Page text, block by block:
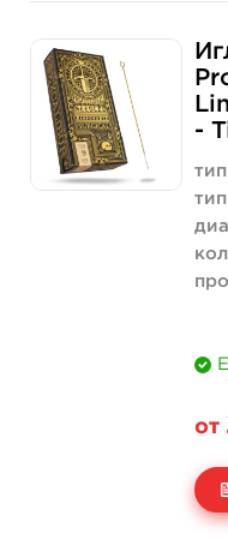
Цена
Количество
280
-
от